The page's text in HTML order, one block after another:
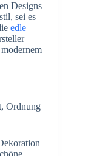
Designs
sei es
edle
Ordnung